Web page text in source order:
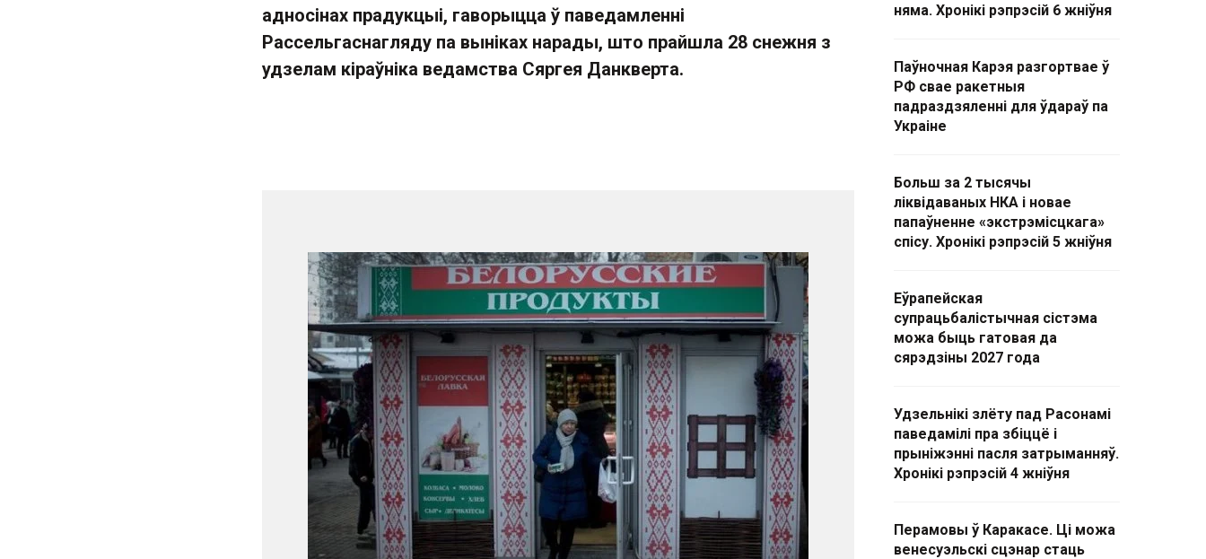
адносінах прадукцыі, гаворыцца ў паведамленні
Рассельгаснагляду па выніках нарады, што прайшла 28 снежня з
удзелам кіраўніка ведамства Сяргея Данкверта.
няма. Хронікі рэпрэсій 6 жніўня
Паўночная Карэя разгортвае ў
РФ свае ракетныя
падраздзяленні для ўдараў па
Украіне
Больш за 2 тысячы
ліквідаваных НКА і новае
папаўненне «экстрэмісцкага»
спісу. Хронікі рэпрэсій 5 жніўня
Еўрапейская
супрацьбалістычная сістэма
можа быць гатовая да
сярэдзіны 2027 года
Удзельнікі злёту пад Расонамі
паведамілі пра збіццё і
прыніжэнні пасля затрыманняў.
Хронікі рэпрэсій 4 жніўня
Перамовы ў Каракасе. Ці можа
венесуэльскі сцэнар стаць